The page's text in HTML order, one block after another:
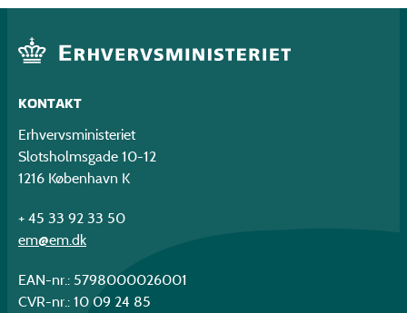
KONTAKT
Erhvervsministeriet
Slotsholmsgade 10-12
1216 København K
+ 45 33 92 33 50
em@em.dk
EAN-nr.: 5798000026001
CVR-nr.: 10 09 24 85